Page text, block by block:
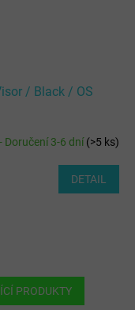
/ Black / OS
Doručení 3-6 dní(>5 ks)
DETAIL
PRODUKTY